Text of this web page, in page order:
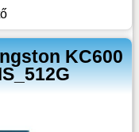
KC600